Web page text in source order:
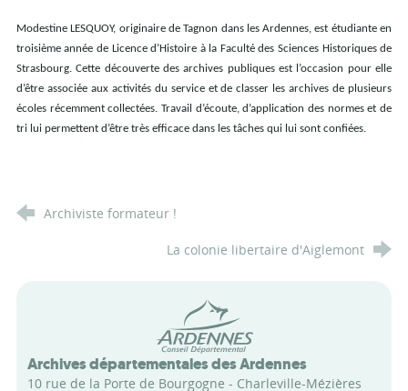
Modestine LESQUOY, originaire de Tagnon dans les Ardennes, est étudiante en
troisième année de Licence d’Histoire à la Faculté des Sciences Historiques de
Strasbourg. Cette découverte des archives publiques est l’occasion pour elle
d’être associée aux activités du service et de classer les archives de plusieurs
écoles récemment collectées. Travail d’écoute, d’application des normes et de
tri lui permettent d’être très efficace dans les tâches qui lui sont confiées.
Archiviste formateur !
La colonie libertaire d'Aiglemont
Conseil départemental des
Archives départementales des Ardennes
10 rue de la Porte de Bourgogne - Charleville-Mézières